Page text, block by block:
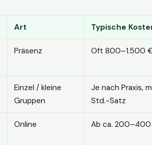
Art Typische
Präsenz Oft 800–1.500
Einzel / kleine
Gruppen
Je nach Praxis,
Std.-Satz
Online Ab ca.